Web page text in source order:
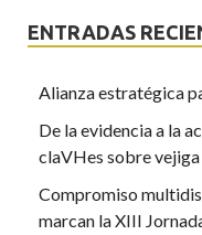
ENTRADAS
Alianza estratégica
De la evidencia a la
claVHes sobre
Compromiso
marcan la XIII